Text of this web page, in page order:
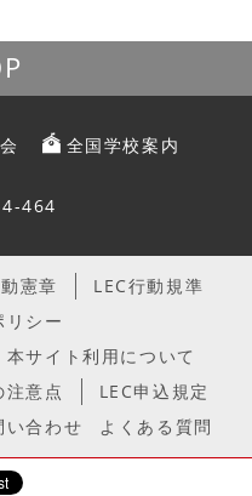
全国学校案内
464
憲章
LEC行動規準
リシー
本サイト利用について
注意点
LEC申込規定
い合わせ よくある質問